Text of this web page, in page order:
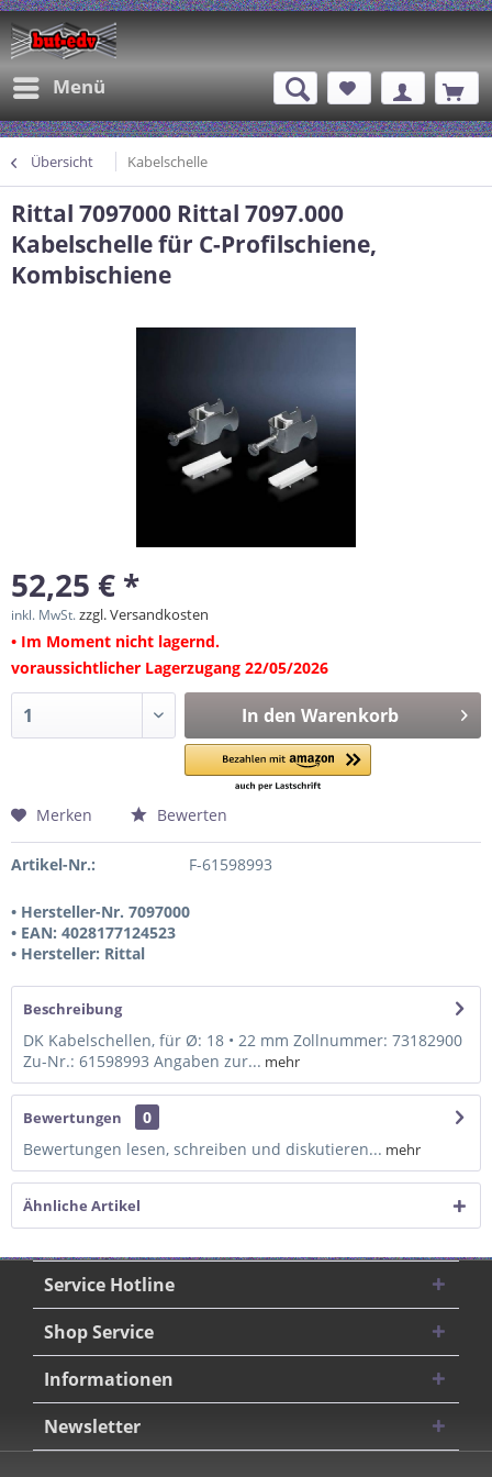
Menü
Übersicht Kabelschelle
Rittal 7097000 Rittal 7097.000
Kabelschelle für C-Profilschiene,
Kombischiene
52,25 € *
inkl. MwSt.zzgl. Versandkosten
• Im Moment nicht lagernd.
voraussichtlicher Lagerzugang 22/05/2026
In den Warenkorb
Merken Bewerten
Artikel-Nr.: F-61598993
• Hersteller-Nr. 7097000
• EAN: 4028177124523
• Hersteller: Rittal
Beschreibung
DK Kabelschellen, für Ø: 18 • 22 mm Zollnummer: 73182900
Zu-Nr.: 61598993 Angaben zur... mehr
Bewertungen
0
Bewertungen lesen, schreiben und diskutieren... mehr
Ähnliche Artikel
Service Hotline
Shop Service
Informationen
Newsletter